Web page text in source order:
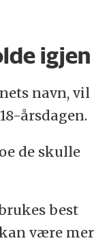
igjen
navn, vil
årsdagen.
de skulle
best
være mer